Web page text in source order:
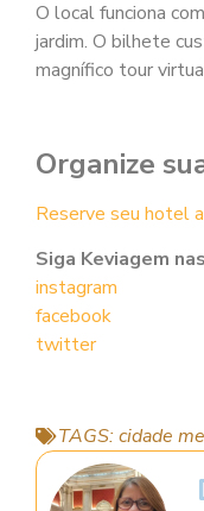
O local funciona
jardim. O bilhete
magnífico tour
Organize
Reserve seu hotel
Siga Keviagem
instagram
facebook
twitter
TAGS:cidade